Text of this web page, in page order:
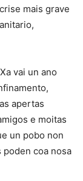
mais grave
vai un ano
apertas
e moitas
un pobo non
coa nosa